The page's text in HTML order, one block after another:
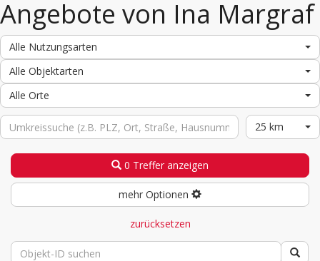
Angebote von Ina Margraf
Alle Nutzungsarten
Alle Objektarten
Alle Orte
25 km
0 Treffer anzeigen
mehr Optionen
zurücksetzen